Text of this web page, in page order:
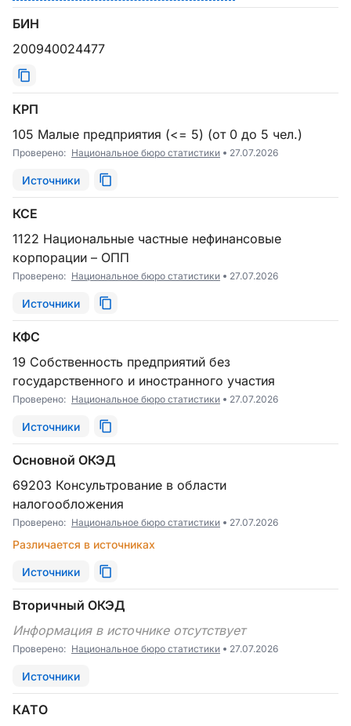
БИН
200940024477
КРП
105 Малые предприятия (<= 5) (от 0 до 5 чел.)
Проверено: Национальное бюро статистики 27.07.2026
Источники
КСЕ
1122 Национальные частные нефинансовые
корпорации – ОПП
Проверено: Национальное бюро статистики 27.07.2026
Источники
КФС
19 Собственность предприятий без
государственного и иностранного участия
Проверено: Национальное бюро статистики 27.07.2026
Источники
Основной ОКЭД
69203 Консультрование в области
налогообложения
Проверено: Национальное бюро статистики 27.07.2026
Различается в источниках
Источники
Вторичный ОКЭД
Информация в источнике отсутствует
Проверено: Национальное бюро статистики 27.07.2026
Источники
КАТО